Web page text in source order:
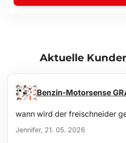
Aktuelle
Benzin-Motorsense
wann wird der freischneider
Jennifer, 21. 05. 2026